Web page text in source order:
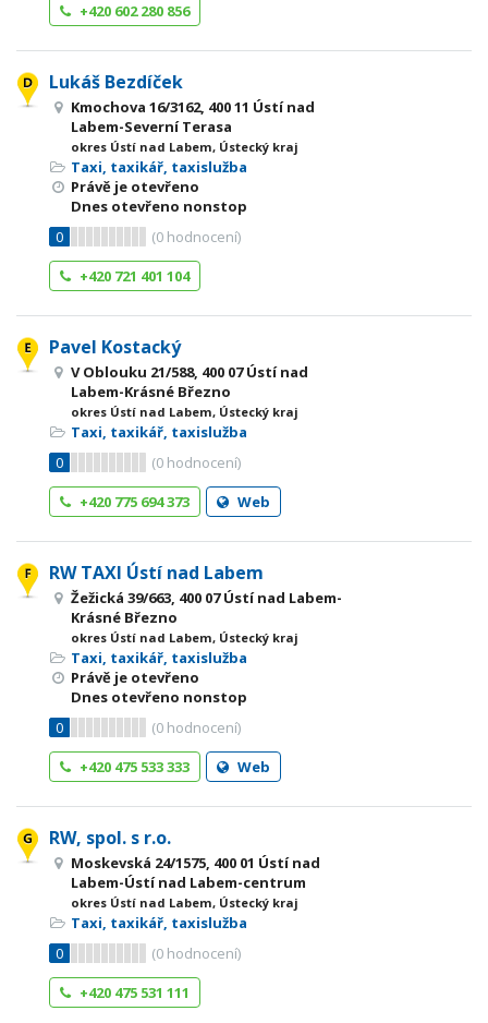
+420 602 280 856
Lukáš Bezdíček
Kmochova 16/3162, 400 11 Ústí nad
Labem-Severní Terasa
okres Ústí nad Labem, Ústecký kraj
Taxi, taxikář, taxislužba
Právě je otevřeno
Dnes otevřeno nonstop
0
(0 hodnocení)
+420 721 401 104
Pavel Kostacký
V Oblouku 21/588, 400 07 Ústí nad
Labem-Krásné Březno
okres Ústí nad Labem, Ústecký kraj
Taxi, taxikář, taxislužba
0
(0 hodnocení)
+420 775 694 373
Web
RW TAXI Ústí nad Labem
Žežická 39/663, 400 07 Ústí nad Labem-
Krásné Březno
okres Ústí nad Labem, Ústecký kraj
Taxi, taxikář, taxislužba
Právě je otevřeno
Dnes otevřeno nonstop
0
(0 hodnocení)
+420 475 533 333
Web
RW, spol. s r.o.
Moskevská 24/1575, 400 01 Ústí nad
Labem-Ústí nad Labem-centrum
okres Ústí nad Labem, Ústecký kraj
Taxi, taxikář, taxislužba
0
(0 hodnocení)
+420 475 531 111